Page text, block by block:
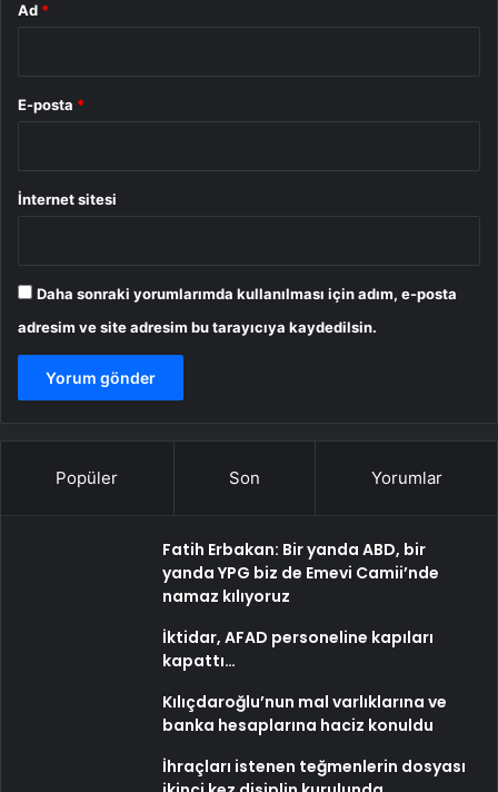
Ad *
E-posta *
İnternet sitesi
Daha sonraki yorumlarımda kullanılması için adım, e-posta
adresim ve site adresim bu tarayıcıya kaydedilsin.
Popüler Son Yorumlar
Fatih Erbakan: Bir yanda ABD, bir
yanda YPG biz de Emevi Camii’nde
namaz kılıyoruz
İktidar, AFAD personeline kapıları
kapattı…
Kılıçdaroğlu’nun mal varlıklarına ve
banka hesaplarına haciz konuldu
İhraçları istenen teğmenlerin dosyası